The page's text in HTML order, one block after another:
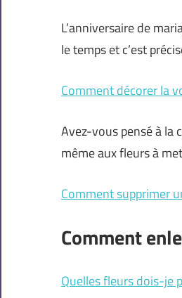
L’anniversaire de
le temps et c’est
Comment décorer la
Avez-vous pensé à la
même aux fleurs à
Comment supprimer
Comment
Quelles fleurs dois-je